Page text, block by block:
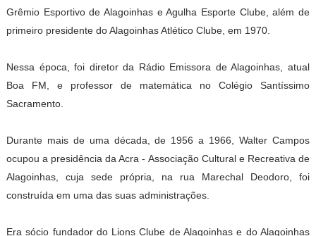
Grêmio Esportivo de Alagoinhas e Agulha Esporte Clube, além de
primeiro presidente do Alagoinhas Atlético Clube, em 1970.
Nessa época, foi diretor da Rádio Emissora de Alagoinhas, atual
Boa FM, e professor de matemática no Colégio Santíssimo
Sacramento.
Durante mais de uma década, de 1956 a 1966, Walter Campos
ocupou a presidência da Acra - Associação Cultural e Recreativa de
Alagoinhas, cuja sede própria, na rua Marechal Deodoro, foi
construída em uma das suas administrações.
Era sócio fundador do Lions Clube de Alagoinhas e do Alagoinhas